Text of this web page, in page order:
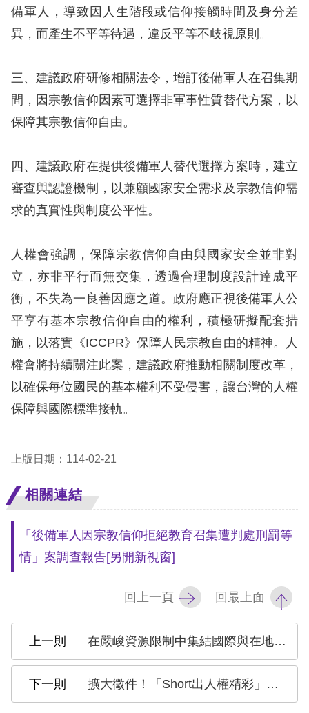
網
安
全
政
隱
私
權
保
護
政
策
府
站
料
開
無
備軍人，導致因人生階段或信仰接觸時間及身分差
異，而產生不平等待遇，違反平等不歧視原則。
三、建議政府研修相關法令，增訂後備軍人在召集期
間，因宗教信仰因素可選擇非軍事性質替代方案，以
保障其宗教信仰自由。
四、建議政府在提供後備軍人替代選擇方案時，建立
審查與認證機制，以兼顧國家安全需求及宗教信仰需
求的真實性與制度公平性。
人權會強調，保障宗教信仰自由與國家安全並非對
立，亦非平行而無交集，透過合理制度設計達成平
衡，不失為一良善因應之道。政府應正視後備軍人公
平享有基本宗教信仰自由的權利，積極研擬配套措
施，以落實《ICCPR》保障人民宗教自由的精神。人
權會將持續關注此案，建議政府推動相關制度改革，
以確保每位國民的基本權利不受侵害，讓台灣的人權
保障與國際標準接軌。
上版日期：114-02-21
相關連結
「後備軍人因宗教信仰拒絕教育召集遭判處刑罰等
情」案調查報告[另開新視窗]
回上一頁 回最上面
在嚴峻資源限制中集結國際與在地夥伴力量 國際人權聯盟（FIDH）與在臺會員團體來訪人權會
擴大徵件！「Short出人權精彩」短影音競賽 延長徵件至114年3月14日